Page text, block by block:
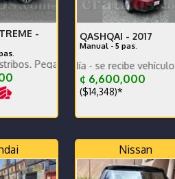
-
Tapa Rígida y canasta Thule
QASHQAI - 2017
Manual - 5 pas.
al día - se recibe vehículo menor
¢ 6,600,000
($14,348)*
comprado en
Nissan